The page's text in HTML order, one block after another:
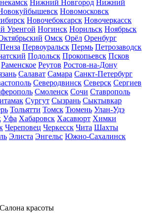
Нижний Новгород Нижний
Новомосковск
Новочебоксарск Новочеркасск
Уренгой Ногинск Норильск Ноябрьск
Омск Орёл Оренбург
Пенза Первоуральск Пермь Петрозаводск
Подольск Прокопьевск Псков
Раменское Реутов Ростов-на-Дону
Салават Самара Санкт-Петербург
Северодвинск Северск Сергиев
Смоленск Сочи Ставрополь
Сургут Сызрань Сыктывкар
Тольятти Томск Тюмень Улан-Удэ
Уфа Хабаровск Хасавюрт Химки
Череповец Черкесск Чита Шахты
Элиста Энгельс Южно-Сахалинск
красоты